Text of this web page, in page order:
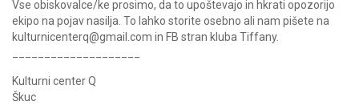
Vse obiskovalce/ke prosimo, da to upoštevajo in hkrati opozorijo
ekipo na pojav nasilja. To lahko storite osebno ali nam pišete na
kulturnicenterq@gmail.com in FB stran kluba Tiffany.
Kulturni center Q
Škuc